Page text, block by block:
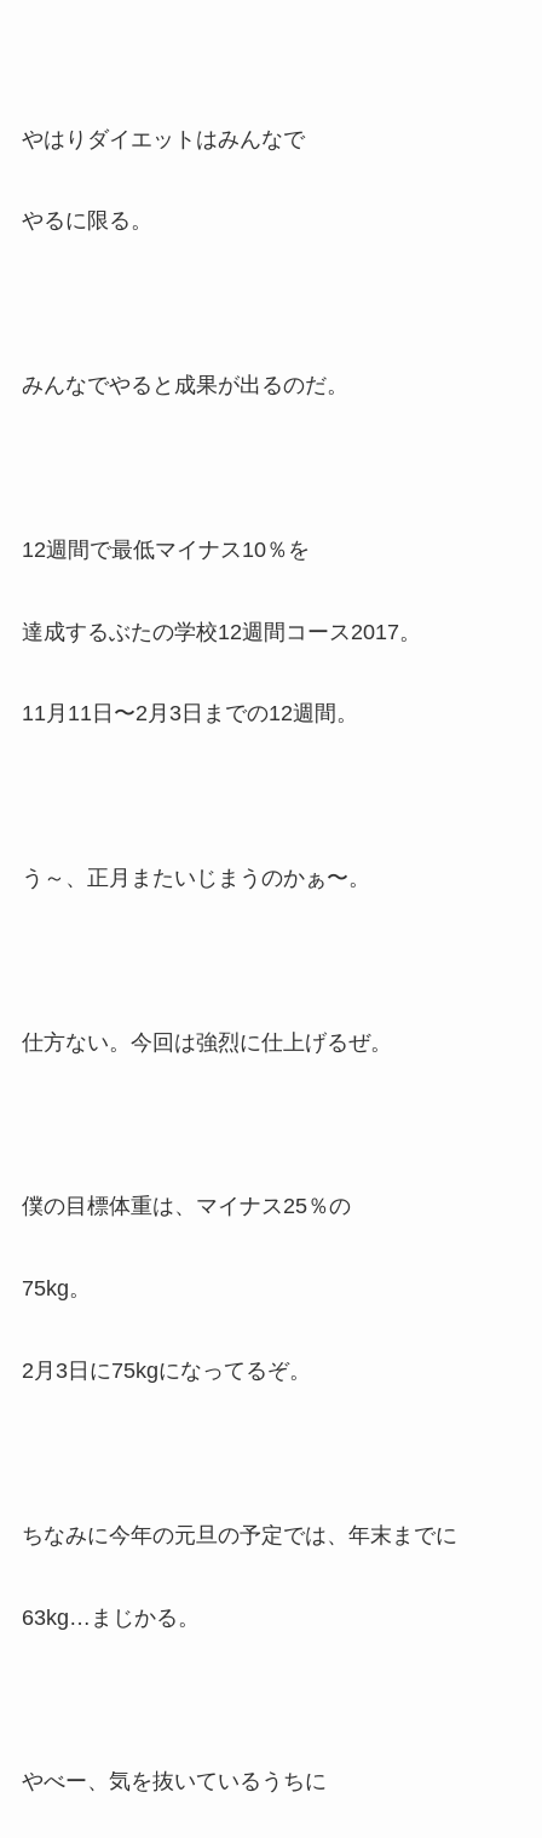
やはりダイエットはみんなで
やるに限る。
みんなでやると成果が出るのだ。
12週間で最低マイナス10％を
達成するぶたの学校12週間コース2017。
11月11日〜2月3日までの12週間。
う～、正月またいじまうのかぁ〜。
仕方ない。今回は強烈に仕上げるぜ。
僕の目標体重は、マイナス25％の
75kg。
2月3日に75kgになってるぞ。
ちなみに今年の元旦の予定では、年末までに
63kg…まじかる。
やべー、気を抜いているうちに